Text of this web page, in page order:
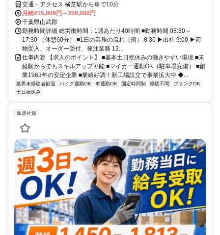
交通・アクセス 横芝駅から車で10分
月給215,000円～350,000円
千葉県山武郡
勤務時間詳細 総労働時間：1週あたり40時間 ■勤務時間 08:30～
17:30 （休憩60分） ■1日の業務の流れ（例） 8:30 ▶出社 9:00 ▶荷
物受入、オーダー受付、発注業務 12...
仕事内容 【求人のポイント】 ■基本土日祝休みの働きやすい環境 ■未
経験からでもスキルアップ可能 ■マイカー通勤OK（駐車場完備） ■創
業1963年の安定企業 ■業績好調！新工場設立で事業拡大中 ◆...
業界未経験者歓迎 バイク通勤OK 車通勤OK 固定時間制 経験不問
ブランクOK
土日祝休み
派遣社員